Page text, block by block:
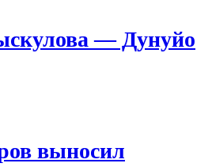
— Дунуйо
выносил